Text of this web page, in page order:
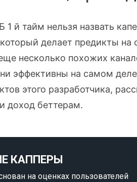
1 й тайм нельзя назвать
который делает предикты
несколько похожих
эффективны на самом
этого разработчика,
доход беттерам.
КАППЕРЫ
на оценках пользователей